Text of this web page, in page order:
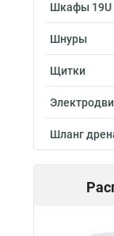
Шкафы 19U
Шнуры
Щитки
Шланг